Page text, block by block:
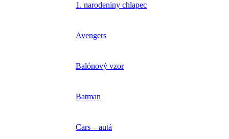
1. narodeniny chlapec
Avengers
Balónový vzor
Batman
Cars – autá